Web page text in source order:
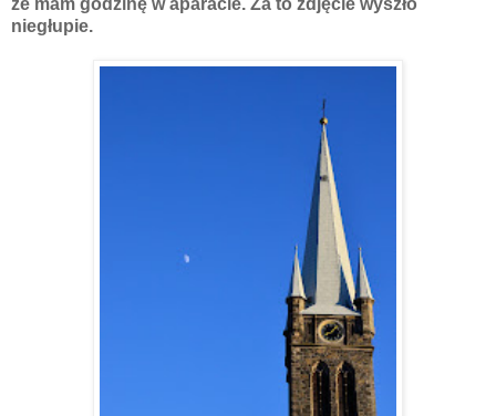
niegłupie.